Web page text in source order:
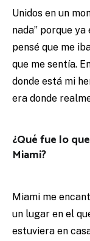
Unidos en un
nada” porque
pensé que me
que me sentía.
donde está mi
era donde
¿Qué fue lo
Miami?
Miami me
un lugar en el
estuviera en